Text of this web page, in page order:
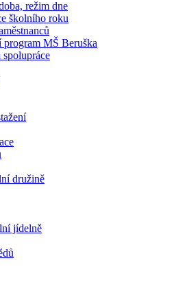
režim dne
školního roku
program MŠ Beruška
družině
jídelně